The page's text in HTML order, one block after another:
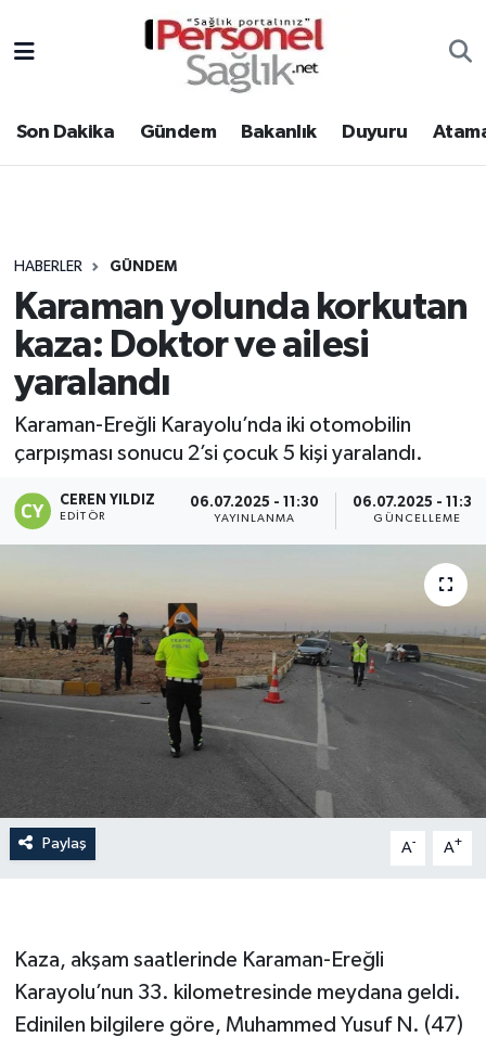
Son Dakika Gündem Bakanlık Duyuru
HABERLER GÜNDEM
Karaman yolunda korkutan
kaza: Doktor ve ailesi
yaralandı
Karaman-Ereğli Karayolu’nda iki otomobilin
çarpışması sonucu 2’si çocuk 5 kişi yaralandı.
CEREN YILDIZ
EDITÖR
06.07.2025 - 11:30
YAYINLANMA
06.07.2025 - 11:30
GÜNCELLEME
Paylaş A- A+
Kaza, akşam saatlerinde Karaman-Ereğli
Karayolu’nun 33. kilometresinde meydana geldi.
Edinilen bilgilere göre, Muhammed Yusuf N. (47)
Gündem
Atamalar
Mevzuat
Sendika
Kpss - Sınav
Nöbetçi Eczaneler
Hava Durumu
Tüm Manşetler
Son Dakika Haberleri
Haber Arşivi